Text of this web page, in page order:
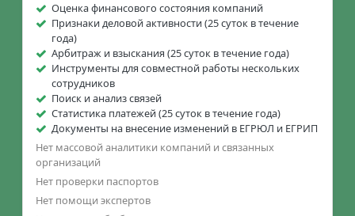
Оценка финансового состояния компаний
Признаки деловой активности (25 суток в течение
года)
Арбитраж и взыскания (25 суток в течение года)
Инструменты для совместной работы нескольких
сотрудников
Поиск и анализ связей
Статистика платежей (25 суток в течение года)
Документы на внесение изменений в ЕГРЮЛ и ЕГРИП
Нет массовой аналитики компаний и связанных
организаций
Нет проверки паспортов
Нет помощи экспертов